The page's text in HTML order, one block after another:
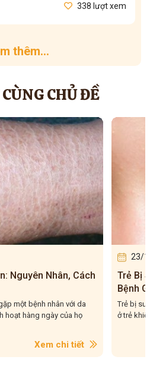
338 lượt xem
thêm...
CHỦ ĐỀ
Nguyên Nhân, Cách
một bệnh nhân với da
hoạt hàng ngày của họ
Xem chi tiết
23/
Trẻ Bị
Bệnh
Trẻ bị
ở trẻ